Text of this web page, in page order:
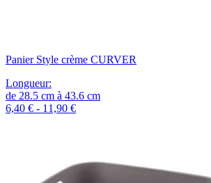
Panier Style crème CURVER
Longueur:
de 28.5 cm à 43.6 cm
6,40 € - 11,90 €